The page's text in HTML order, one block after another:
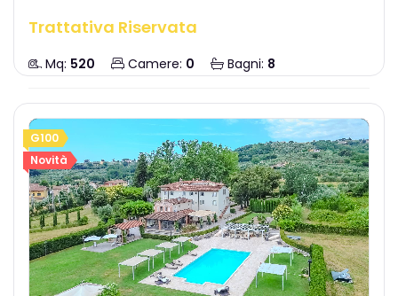
Trattativa Riservata
Mq: 520 Camere: 0 Bagni: 8
G100
Novità